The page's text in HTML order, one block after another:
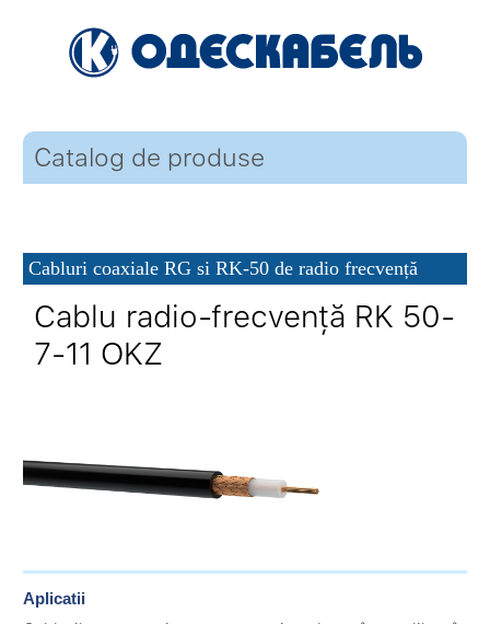
Catalog de produse
Cabluri coaxiale RG si RK-50 de radio frecvență
Cablu radio-frecvență RK 50-
7-11 OKZ
Aplicatii